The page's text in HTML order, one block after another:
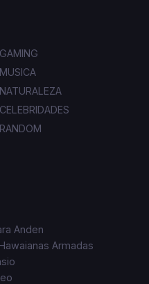
GAMING
MUSICA
NATURALEZA
CELEBRIDADES
RANDOM
Anden
Armadas